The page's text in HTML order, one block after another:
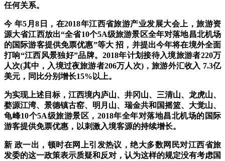
任何关系。
今 年5月8日，在2018年江西省旅游产业发展大会上，旅游资
源大省江西放出“全省10个5A级旅游景区全年对落地昌北机场
的国际游客提供免票优惠”等大 招，并提出今年将在境外全面
打响“江西风景独好”品牌。2018年计划接待入境旅游者220万
人次(其中，入境过夜旅游者206万人次)，旅游外汇收入 7.3亿
美元，同比分别增长15%以上。
为实现上述目标，江西境内庐山、井冈山、三清山、龙虎山、
婺源江湾、景德镇古窑、明月山、瑞金共和国摇篮、大觉山、
龟峰10个5A级旅游景区，2018年全年对落地昌北机场的国际
游客提供免票优惠，以刺激入境客源的持续增长。
新 政一出，顿时在网上引发热议，绝大多数网民对江西省旅
发委的这一政策表示质疑和反对，认为这样的规定没有考虑国